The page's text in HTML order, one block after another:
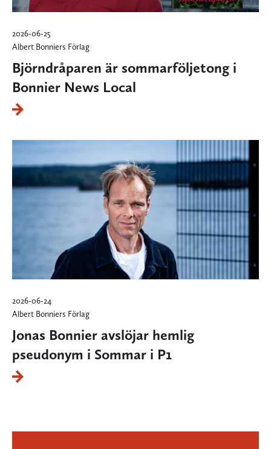
2026-06-25
Albert Bonniers Förlag
Björndråparen är sommarföljetong i
Bonnier News Local
2026-06-24
Albert Bonniers Förlag
Jonas Bonnier avslöjar hemlig
pseudonym i Sommar i P1